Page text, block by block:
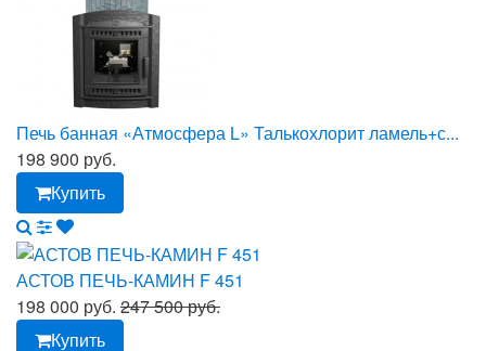
Печь банная «Атмосфера L» Талькохлорит ламель+с...
198 900 руб.
Купить
АСТОВ ПЕЧЬ-КАМИН F 451
198 000 руб. 247 500 руб.
Купить